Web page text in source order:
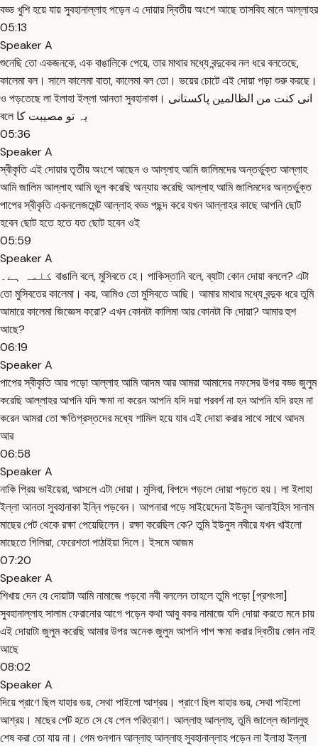
বড্ড খুশি হয়ে যায় সুবহানাল্লাহ পড়েন এ দোয়ার দ্বিতীয় অংশে আছে তাসবিহ মানে আল্লাহর
05:13
Speaker A
শুনেছি তো একজনকে, এক বাঙালিকে পেয়ে, তার মাথার মধ্যে বন্দুকের নল ধরে বলতেছে,
কালেমা বল। সালে কালেমা বাতা, কালেমা বল তো। ভয়ের চোটে এই দোয়া পড়া শুরু করছে।
ও পড়তেছে লা ইলাহা ইল্লা আনতা সুবহানাকা। انی کنت من الظالمین پاکستانی
বলে یہ تو مصیبت کا
05:36
Speaker A
স্বীকৃতি এই দোয়ার তৃতীয় অংশে আছেন ও আল্লাহ আমি জালিমদের অন্তর্ভুক্ত আল্লাহ
আমি জালিম আল্লাহ আমি ভুল করেছি অন্যায় করেছি আল্লাহ আমি জালিমদের অন্তর্ভুক্ত
পাপের স্বীকৃতি একনলেজমেন্ট আল্লাহ বড্ড পছন্দ করে যখন আল্লাহর কাছে আপনি ছোট
হবেন ছোট হতে হতে যত ছোট হবেন ওই
05:59
Speaker A
کلمہ ہے۔ বাঙালি বলে, মুসিবতে হে। পাকিস্তানি বলে, ব্যাটা কোন দোয়া বললে? এটা
তো মুসিবতের কালেমা। কয়, আমিও তো মুসিবতে আছি। আমার মাথার মধ্যে বন্দুক ধরে তুমি
আমারে কালেমা জিজ্ঞেস করো? এখন কোনটা কালিমা আর কোনটা কি দোয়া? আমার হুশ
আছে?
06:19
Speaker A
পাপের স্বীকৃতি আর পড়ো আল্লাহ আমি আদম আর আমরা আমাদের নফসের উপর বড্ড জুলুম
করেছি আল্লাহর আপনি যদি ক্ষমা না করেন আপনি যদি দয়া পরবর্শ না হন আপনি যদি রহম না
করেন আমরা তো ক্ষতিগ্রস্তদের মধ্যে শামিল হয়ে যাব এই দোয়া করার সাথে সাথে আদম
আর
06:58
Speaker A
নাকি প্রিয় ভাইয়েরা, আসলে এটা দোয়া। মুসিবা, বিপদে পড়লে দোয়া পড়তে হয়। লা ইলাহা
ইল্লা আনতা সুবহানাকা ইন্নি পড়বেন। আপনারা পড়ে সাইয়েদেনা ইউনুস আলাইহিস সালাম
মাছের পেট থেকে রক্ষা পেয়েছিলেন। রক্ষা করেছিল কে? তুমি ইউনুস নবীরে যখন খাইলো
মাছেতে গিলিয়া, ফেরেশতা পাঠাইয়া দিলে। ইসমে আজম
07:20
Speaker A
শিখায় দেন যে দোয়াটা আমি নামাজে পড়বো নবী বললেন তাহলে তুমি পড়ো [প্রশংসা]
সুবহানাল্লাহ সালাম ফেরানোর আগে পড়েন কথা আবু বকর নামাজে যদি দোয়া করতে মনে চায়
এই দোয়াটা জুলুম করেছি আমার উপর অনেক জুলুম আপনি পাপ ক্ষমা করার দ্বিতীয় কোন নাই
আছে
08:02
Speaker A
দিয়ে প্রাণে ছিল যাহার ভয়, সেথা পাইলো আশ্রয়। প্রাণে ছিল যাহার ভয়, সেথা পাইলো
আশ্রয়। মাছের পেট হতে সে যে পেল পরিত্রাণ। আল্লাহু আল্লাহু, তুমি জাল্লে জালালুহু
শেষ করা তো যায় না। গেম গুনগান আল্লাহু আল্লাহু সুবহানাল্লাহ পড়েন লা ইলাহা ইল্লা